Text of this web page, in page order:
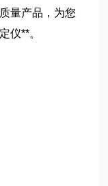
量产品，为您
仪**。